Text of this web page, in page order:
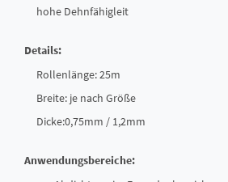
hohe Dehnfähigleit
Details:
Rollenlänge: 25m
Breite: je nach Größe
Dicke:0,75mm / 1,2mm
Anwendungsbereiche: